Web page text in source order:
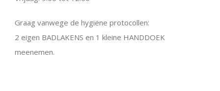
Graag vanwege de hygiëne protocollen:
2 eigen BADLAKENS en 1 kleine HANDDOEK
meenemen.